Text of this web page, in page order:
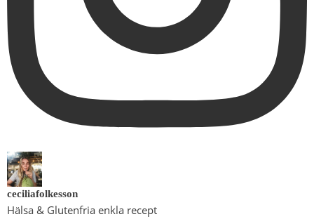
ceciliafolkesson
Hälsa & Glutenfria enkla recept